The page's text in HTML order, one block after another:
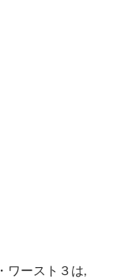
ワースト３は,